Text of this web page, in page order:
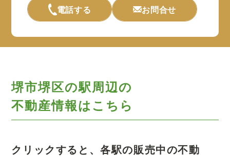
電話する お問合せ
堺市堺区の駅周辺の
不動産情報はこちら
クリックすると、各駅の販売中の不動